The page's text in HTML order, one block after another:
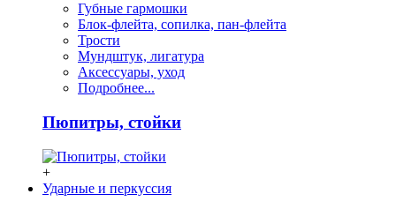
Губные гармошки
Блок-флейта, сопилка, пан-флейта
Трости
Мундштук, лигатура
Аксессуары, уход
Подробнее...
Пюпитры, стойки
+
Ударные и перкуссия